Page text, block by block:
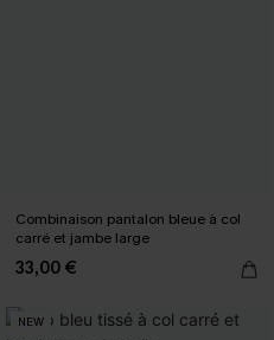
Combinaison pantalon bleue à col
carré et jambe large
33,00 €
NEW